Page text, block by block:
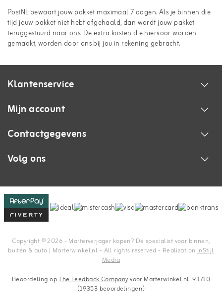
PostNL bewaart jouw pakket maximaal 7 dagen. Als je binnen die
tijd jouw pakket niet hebt afgehaald, dan wordt jouw pakket
teruggestuurd naar ons. De extra kosten die hiervoor worden
gemaakt, worden door ons bij jou in rekening gebracht.
Klantenservice
Mijn account
Contactgegevens
Volg ons
Copyright © 2026 - Marterverjager kopen? Dé specialist voor binnen,
buiten & auto | Marterwinkel.nl - All rights reserved - Realization InStijl
Media
Beoordeling opThe Feedback Companyvoor Marterwinkel.nl: 9.1/10
(19353 beoordelingen)